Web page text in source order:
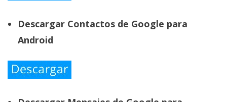
Descargar Contactos de Google para
Android